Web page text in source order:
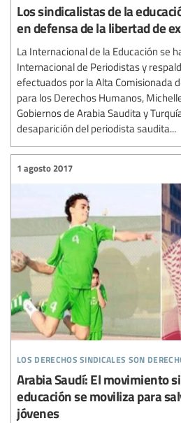
Los sindicalistas de la
en defensa de la libertad de
La Internacional de la Educación se
Internacional de Periodistas y
efectuados por la Alta Comisionada
para los Derechos Humanos,
Gobiernos de Arabia Saudita y
desaparición del periodista saudita...
los derechos sindicales son
1 agosto 2017
Arabia Saudí: El movimiento
educación se moviliza para
jóvenes